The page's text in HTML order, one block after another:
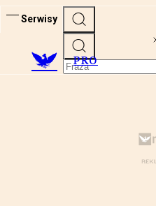
Serwisy
PRO